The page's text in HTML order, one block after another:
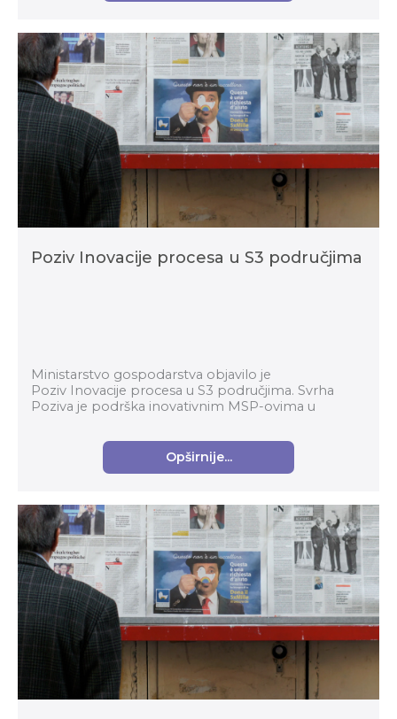
Poziv Inovacije procesa u S3 područjima
Ministarstvo gospodarstva objavilo je
Poziv Inovacije procesa u S3 područjima. Svrha
Poziva je podrška inovativnim MSP-ovima u
inovativnih proizvoda...
Opširnije...